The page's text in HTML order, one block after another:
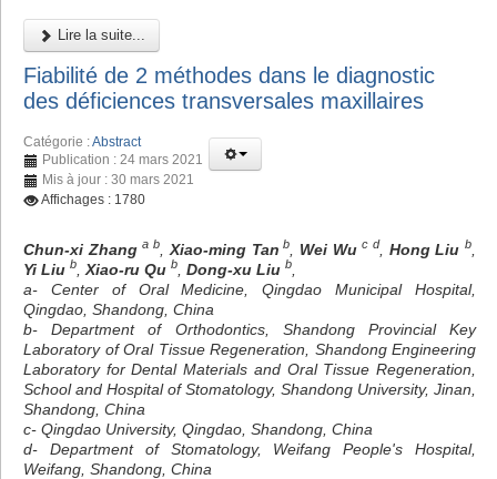
Lire la suite...
Fiabilité de 2 méthodes dans le diagnostic
des déficiences transversales maxillaires
Catégorie :Abstract
Publication : 24 mars 2021
Mis à jour : 30 mars 2021
Affichages : 1780
Chun-xi Zhang a b Xiao-ming Tan b Wei Wu c d Hong Liu b
Yi Liu b Xiao-ru Qu b Dong-xu Liu b
a- Center of Oral Medicine, Qingdao Municipal Hospital,
Qingdao, Shandong, China
b- Department of Orthodontics, Shandong Provincial Key
Laboratory of Oral Tissue Regeneration, Shandong Engineering
Laboratory for Dental Materials and Oral Tissue Regeneration,
School and Hospital of Stomatology, Shandong University, Jinan,
Shandong, China
c- Qingdao University, Qingdao, Shandong, China
d- Department of Stomatology, Weifang People's Hospital,
Weifang, Shandong, China